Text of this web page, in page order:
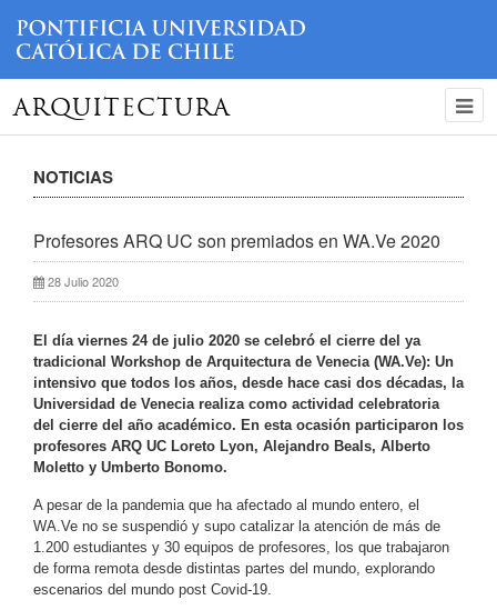
ARQUITECTURA
NOTICIAS
Profesores ARQ UC son premiados en WA.Ve 2020
28 Julio 2020
El día viernes 24 de julio 2020 se celebró el cierre del ya
tradicional Workshop de Arquitectura de Venecia (WA.Ve): Un
intensivo que todos los años, desde hace casi dos décadas, la
Universidad de Venecia realiza como actividad celebratoria
del cierre del año académico. En esta ocasión participaron los
profesores ARQ UC Loreto Lyon, Alejandro Beals, Alberto
Moletto y Umberto Bonomo.
A pesar de la pandemia que ha afectado al mundo entero, el
WA.Ve no se suspendió y supo catalizar la atención de más de
1.200 estudiantes y 30 equipos de profesores, los que trabajaron
de forma remota desde distintas partes del mundo, explorando
escenarios del mundo post Covid-19.